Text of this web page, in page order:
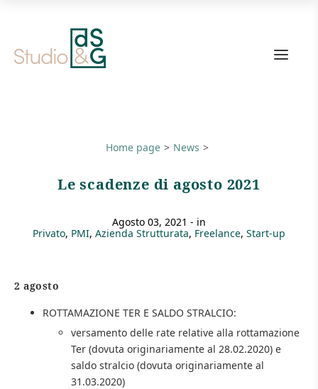
home
page
Home page News
Le scadenze di agosto 2021
agosto 03, 2021 - in
Privato PMI Azienda Strutturata Freelance Start-up
2 agosto
ROTTAMAZIONE TER E SALDO STRALCIO:
versamento delle rate relative alla rottamazione
Ter (dovuta originariamente al 28.02.2020) e
saldo stralcio (dovuta originariamente al
31.03.2020)